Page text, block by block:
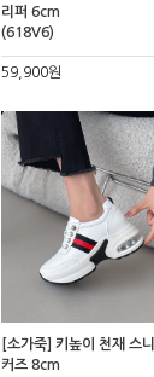
리퍼 6cm
(618V6)
59,900원
[소가죽] 키높이 천재 스니
커즈 8cm